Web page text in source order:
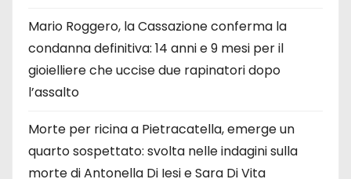
Mario Roggero, la Cassazione conferma la
condanna definitiva: 14 anni e 9 mesi per il
gioielliere che uccise due rapinatori dopo
l’assalto
Morte per ricina a Pietracatella, emerge un
quarto sospettato: svolta nelle indagini sulla
morte di Antonella Di Iesi e Sara Di Vita